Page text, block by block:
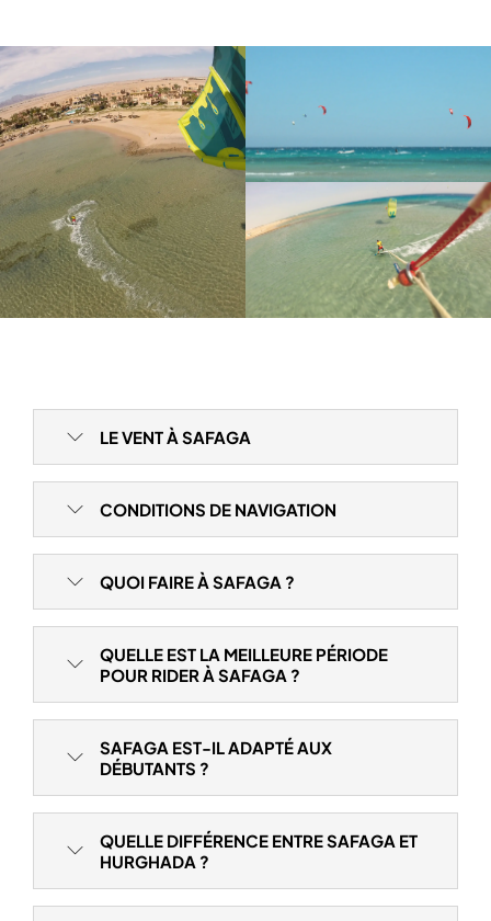
1/3
LE VENT À SAFAGA
CONDITIONS DE NAVIGATION
QUOI FAIRE À SAFAGA ?
QUELLE EST LA MEILLEURE PÉRIODE
POUR RIDER À SAFAGA ?
SAFAGA EST-IL ADAPTÉ AUX
DÉBUTANTS ?
QUELLE DIFFÉRENCE ENTRE SAFAGA ET
HURGHADA ?